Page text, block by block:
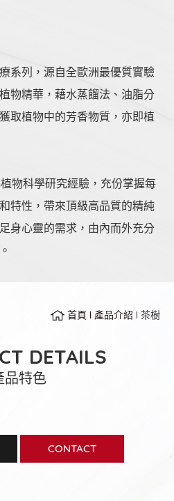
系列，源自全歐洲最優質實驗
物精華，藉水蒸餾法、油脂分
取植物中的芳香物質，亦即植
物科學研究經驗，充份掌握每
特性，帶來頂級高品質的精純
身心靈的需求，由內而外充分
首頁 產品介紹 茶樹
DETAILS
品特色
CONTACT